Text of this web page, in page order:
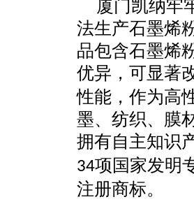
厦门凯纳牢
法生产石墨烯
品包含石墨烯
优异 ，可显著
性能，作为高
墨、纺织、膜
拥有自主知识
34项国家发明
注册商标。